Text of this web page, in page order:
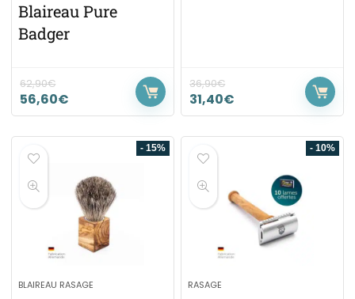
Blaireau Pure
Badger
62,90€
56,60€
36,90€
31,40€
- 15%
BLAIREAU RASAGE
- 10%
RASAGE